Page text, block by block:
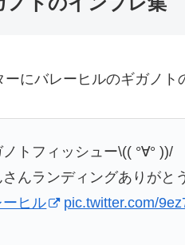
ーにバレーヒルのギガノト
ノトフィッシュー\(( °∀° ))/
さんランディングありがと
ーヒル
pic.twitter.com/